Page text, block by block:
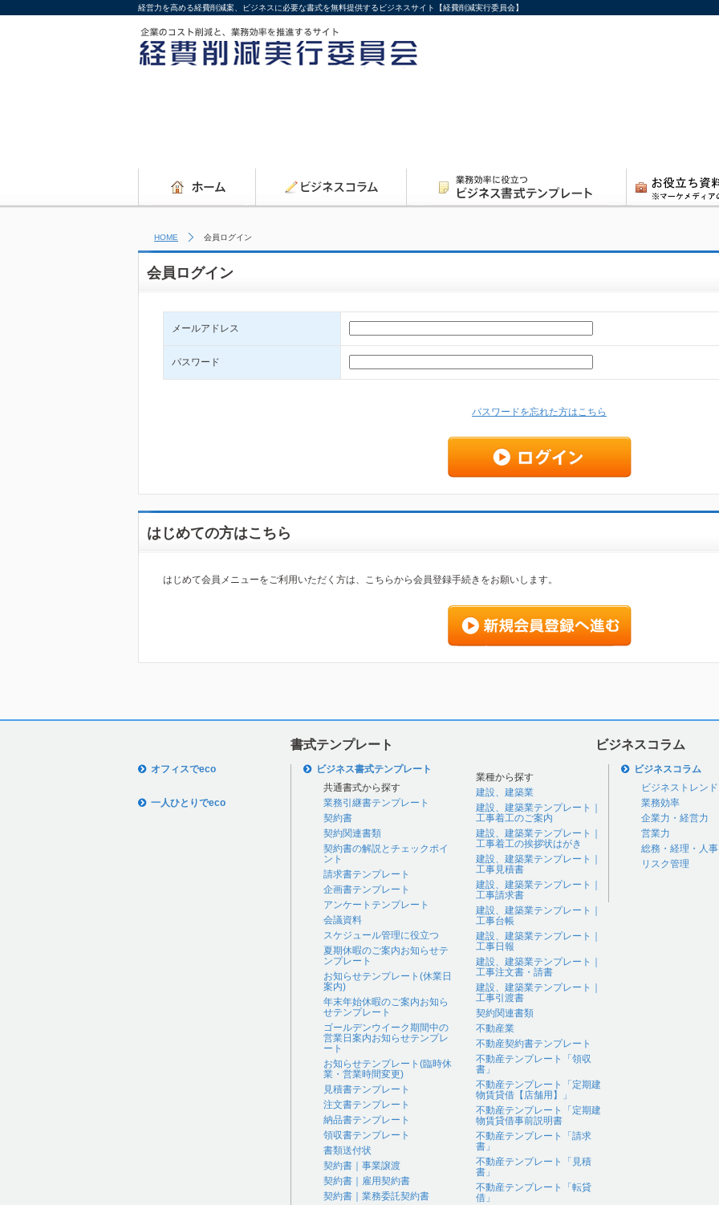
経営力を高める経費削減案、ビジネスに必要な書式を無料提供するビジネスサイト【経費削減実行委員会】
HOME 会員ログイン
会員ログイン
メールアドレス
パスワード
パスワードを忘れた方はこちら
はじめての方はこちら
はじめて会員メニューをご利用いただく方は、こちらから会員登録手続きをお願いします。
書式テンプレート ビジネスコラム
オフィスでeco
一人ひとりでeco
ビジネス書式テンプレート
共通書式から探す
業務引継書テンプレート
契約書
契約関連書類
契約書の解説とチェックポイ
ント
請求書テンプレート
企画書テンプレート
アンケートテンプレート
会議資料
スケジュール管理に役立つ
夏期休暇のご案内お知らせテ
ンプレート
お知らせテンプレート(休業日
案内)
年末年始休暇のご案内お知ら
せテンプレート
ゴールデンウイーク期間中の
営業日案内お知らせテンプレ
ート
お知らせテンプレート(臨時休
業・営業時間変更)
見積書テンプレート
注文書テンプレート
納品書テンプレート
領収書テンプレート
書類送付状
契約書｜事業譲渡
契約書｜雇用契約書
契約書｜業務委託契約書
業種から探す
建設、建築業
建設、建築業テンプレート｜
工事着工のご案内
建設、建築業テンプレート｜
工事着工の挨拶状はがき
建設、建築業テンプレート｜
工事見積書
建設、建築業テンプレート｜
工事請求書
建設、建築業テンプレート｜
工事台帳
建設、建築業テンプレート｜
工事日報
建設、建築業テンプレート｜
工事注文書・請書
建設、建築業テンプレート｜
工事引渡書
契約関連書類
不動産業
不動産契約書テンプレート
不動産テンプレート「領収
書」
不動産テンプレート「定期建
物賃貸借【店舗用】」
不動産テンプレート「定期建
物賃貸借事前説明書
不動産テンプレート「請求
書」
不動産テンプレート「見積
書」
不動産テンプレート「転貸
借」
ビジネスコラム
ビジネストレンド
業務効率
企業力・経営力
営業力
総務・経理・人事
リスク管理